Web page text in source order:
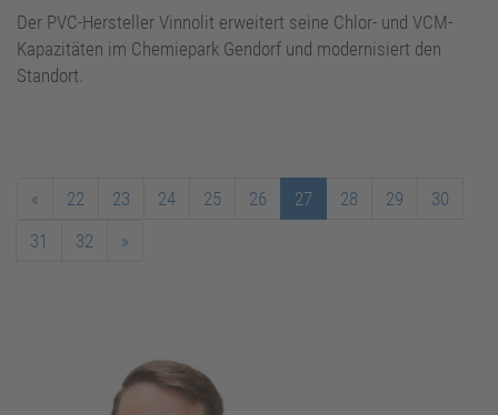
Der PVC-Hersteller Vinnolit erweitert seine Chlor- und VCM-
Kapazitäten im Chemiepark Gendorf und modernisiert den
Standort.
« 22 23 24 25 26 27 28 29
30
31
32 »